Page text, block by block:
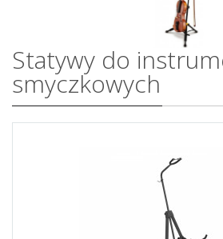
Statywy do
smyczkowych